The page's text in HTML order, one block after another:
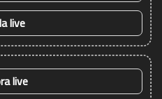
live
live